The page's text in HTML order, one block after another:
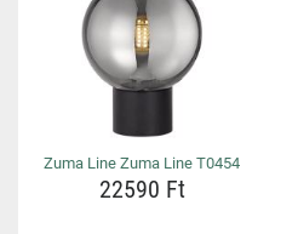
Zuma Line Zuma Line T0454
22590 Ft